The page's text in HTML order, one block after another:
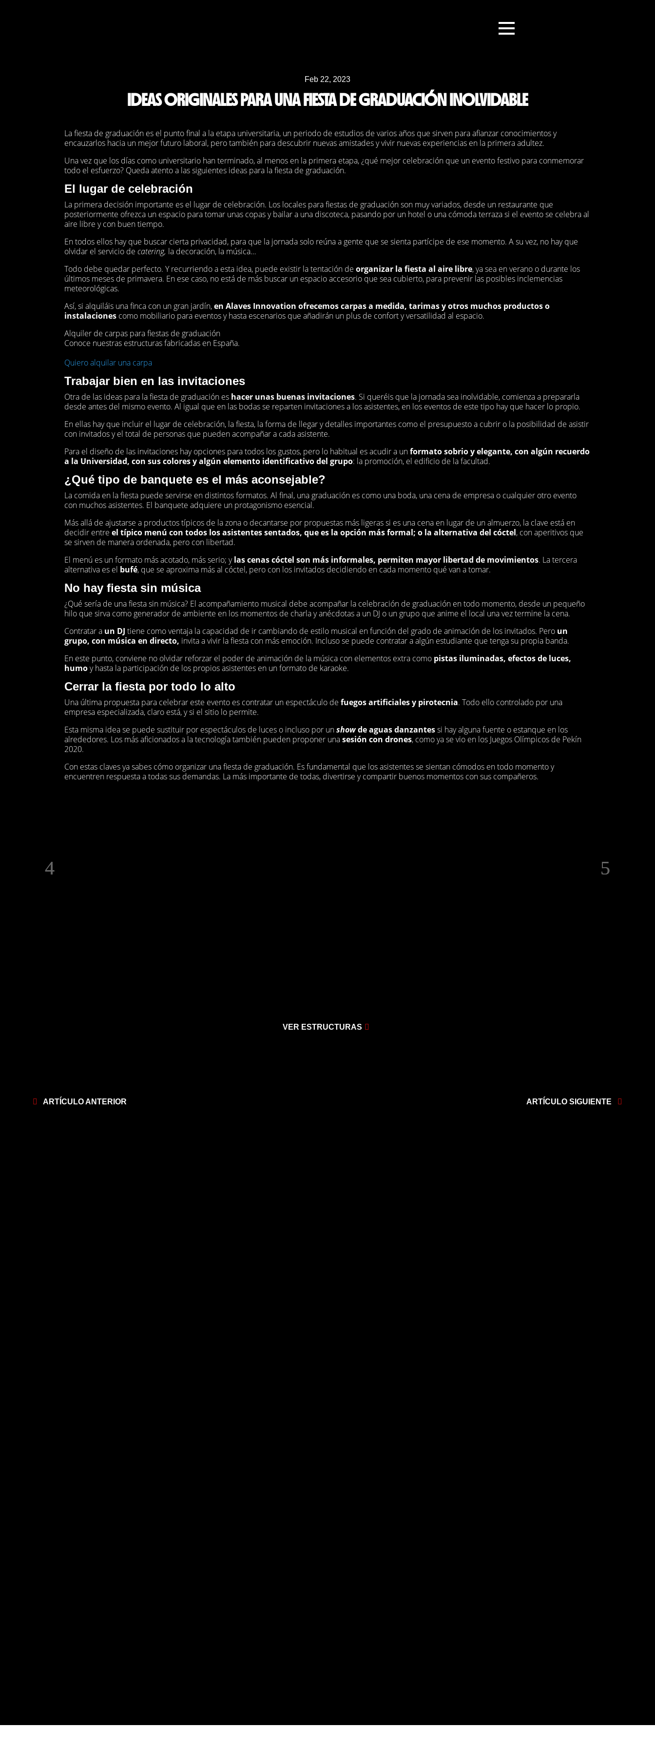
IDEAS ORIGINALES PARA UNA FIESTA DE GRADUACIÓN INOLVIDABLE
Feb 22, 2023
La fiesta de graduación es el punto final a la etapa universitaria, un periodo de estudios de varios años que sirven para afianzar conocimientos y
encauzarlos hacia un mejor futuro laboral, pero también para descubrir nuevas amistades y vivir nuevas experiencias en la primera adultez.
Una vez que los días como universitario han terminado, al menos en la primera etapa, ¿qué mejor celebración que un evento festivo para conmemorar
todo el esfuerzo? Queda atento a las siguientes ideas para la fiesta de graduación.
El lugar de celebración
La primera decisión importante es el lugar de celebración. Los locales para fiestas de graduación son muy variados, desde un restaurante que
posteriormente ofrezca un espacio para tomar unas copas y bailar a una discoteca, pasando por un hotel o una cómoda terraza si el evento se celebra al
aire libre y con buen tiempo.
En todos ellos hay que buscar cierta privacidad, para que la jornada solo reúna a gente que se sienta partícipe de ese momento. A su vez, no hay que
olvidar el servicio de catering, la decoración, la música…
Todo debe quedar perfecto. Y recurriendo a esta idea, puede existir la tentación de organizar la fiesta al aire libre, ya sea en verano o durante los
últimos meses de primavera. En ese caso, no está de más buscar un espacio accesorio que sea cubierto, para prevenir las posibles inclemencias
meteorológicas.
Así, si alquiláis una finca con un gran jardín,en Alaves Innovation ofrecemos carpas a medida, tarimas y otros muchos productos o
instalaciones como mobiliario para eventos y hasta escenarios que añadirán un plus de confort y versatilidad al espacio.
Alquiler de carpas para fiestas de graduación
Conoce nuestras estructuras fabricadas en España.
Quiero alquilar una carpa
Trabajar bien en las invitaciones
Otra de las ideas para la fiesta de graduación es hacer unas buenas invitaciones. Si queréis que la jornada sea inolvidable, comienza a prepararla
desde antes del mismo evento. Al igual que en las bodas se reparten invitaciones a los asistentes, en los eventos de este tipo hay que hacer lo propio.
En ellas hay que incluir el lugar de celebración, la fiesta, la forma de llegar y detalles importantes como el presupuesto a cubrir o la posibilidad de asistir
con invitados y el total de personas que pueden acompañar a cada asistente.
Para el diseño de las invitaciones hay opciones para todos los gustos, pero lo habitual es acudir a unformato sobrio y elegante, con algún recuerdo
a la Universidad, con sus colores y algún elemento identificativo del grupo: la promoción, el edificio de la facultad.
¿Qué tipo de banquete es el más aconsejable?
La comida en la fiesta puede servirse en distintos formatos. Al final, una graduación es como una boda, una cena de empresa o cualquier otro evento
con muchos asistentes. El banquete adquiere un protagonismo esencial.
Más allá de ajustarse a productos típicos de la zona o decantarse por propuestas más ligeras si es una cena en lugar de un almuerzo, la clave está en
decidir entre el típico menú con todos los asistentes sentados, que es la opción más formal; o la alternativa del cóctel, con aperitivos que
se sirven de manera ordenada, pero con libertad.
El menú es un formato más acotado, más serio; ylas cenas cóctel son más informales, permiten mayor libertad de movimientos. La tercera
alternativa es el bufé, que se aproxima más al cóctel, pero con los invitados decidiendo en cada momento qué van a tomar.
No hay fiesta sin música
¿Qué sería de una fiesta sin música? El acompañamiento musical debe acompañar la celebración de graduación en todo momento, desde un pequeño
hilo que sirva como generador de ambiente en los momentos de charla y anécdotas a un DJ o un grupo que anime el local una vez termine la cena.
Contratar a un DJ tiene como ventaja la capacidad de ir cambiando de estilo musical en función del grado de animación de los invitados. Pero un
grupo, con música en directo, invita a vivir la fiesta con más emoción. Incluso se puede contratar a algún estudiante que tenga su propia banda.
En este punto, conviene no olvidar reforzar el poder de animación de la música con elementos extra como pistas iluminadas, efectos de luces,
humoy hasta la participación de los propios asistentes en un formato de karaoke.
Cerrar la fiesta por todo lo alto
Una última propuesta para celebrar este evento es contratar un espectáculo de fuegos artificiales y pirotecnia. Todo ello controlado por una
empresa especializada, claro está, y si el sitio lo permite.
Esta misma idea se puede sustituir por espectáculos de luces o incluso por unshowde aguas danzantessi hay alguna fuente o estanque en los
alrededores. Los más aficionados a la tecnología también pueden proponer unasesión con drones, como ya se vio en los Juegos Olímpicos de Pekín
2020.
Con estas claves ya sabes cómo organizar una fiesta de graduación. Es fundamental que los asistentes se sientan cómodos en todo momento y
encuentren respuesta a todas sus demandas. La más importante de todas, divertirse y compartir buenos momentos con sus compañeros.
VER ESTRUCTURAS
ARTÍCULO ANTERIOR ARTÍCULO SIGUIENTE